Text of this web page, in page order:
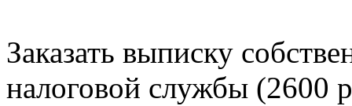
Заказать выписку
налоговой службы (2600